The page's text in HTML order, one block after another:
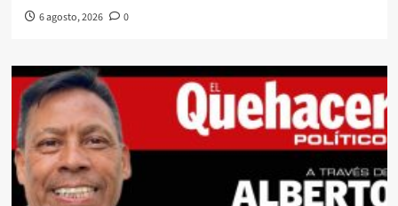
6 agosto, 2026 0